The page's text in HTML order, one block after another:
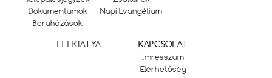
Dokumentumok
Beruházások
Napi Evangélium
LELKIATYA KAPCSOLAT
Imresszum
Elérhetőség